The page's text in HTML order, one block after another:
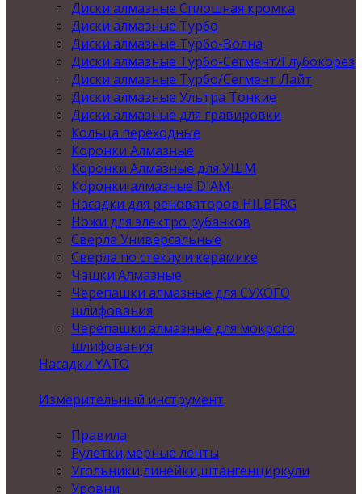
Диски алмазные Сплошная кромка
Диски алмазные Турбо
Диски алмазные Турбо-Волна
Диски алмазные Турбо-Сегмент/Глубокорез
Диски алмазные Турбо/Сегмент Лайт
Диски алмазные Ультра Тонкие
Диски алмазные для гравировки
Кольца переходные
Коронки Алмазные
Коронки Алмазные для УШМ
Коронки алмазные DIAM
Насадки для реноваторов HILBERG
Ножи для электро рубанков
Сверла Универсальные
Сверла по стеклу и керамике
Чашки Алмазные
Черепашки алмазные для СУХОГО
шлифования
Черепашки алмазные для мокрого
шлифования
Насадки YATO
Измерительный инструмент
Правила
Рулетки,мерные ленты
Угольники,линейки,штангенциркули
Уровни